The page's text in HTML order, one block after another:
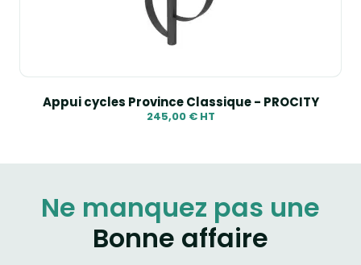
Appui cycles Province Classique - PROCITY
245,00 € HT
Ne manquez pas une
Bonne affaire